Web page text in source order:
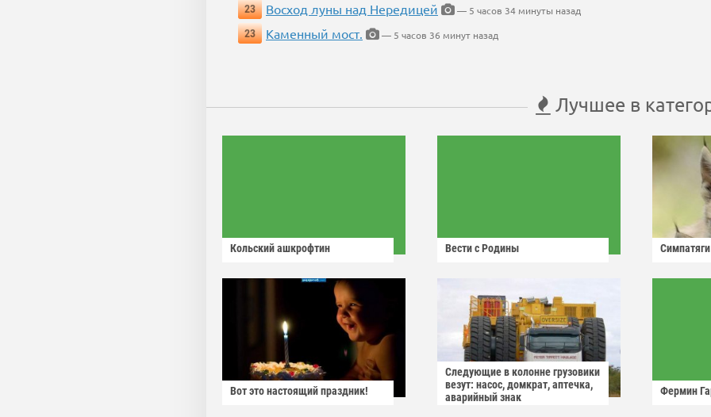
23
Восход луны над Нередицей
— 5 часов 34 минуты назад
23
Каменный мост. — 5 часов 36 минут назад
Лучшее в
Кольский ашкрофтин Вести с Родины Симпатяги
Вот это настоящий праздник!
Следующие в колонне грузовики
везут: насос, домкрат, аптечка,
аварийный знак
Фермин